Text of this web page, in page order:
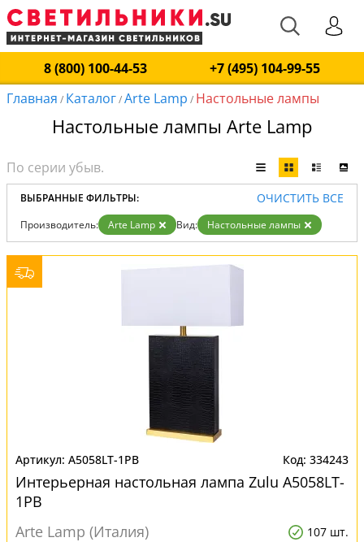
8 (800) 100-44-53
+7 (495) 104-99-55
Главная / Каталог/Arte Lamp / Настольные лампы
Настольные лампы Arte Lamp
ВЫБРАННЫЕ ФИЛЬТРЫ: ОЧИСТИТЬ ВСЕ
Производитель: Arte Lamp Вид: Настольные лампы
A5058LT-1PB 334243
Интерьерная настольная лампа Zulu A5058LT-
1PB
Arte Lamp (Италия)
107 шт.